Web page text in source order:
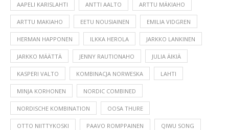
AAPELI KARISLAHTI ANTTI AALTO ARTTU MÄKIAHO
ARTTU MAKIAHO EETU NOUSIAINEN EMILIA VIDGREN
HERMAN HAPPONEN ILKKA HEROLA JARKKO LANKINEN
JARKKO MÄÄTTÄ JENNY RAUTIONAHO JULIA ÄIKIÄ
KASPERI VALTO KOMBINACJA NORWESKA LAHTI
MINJA KORHONEN NORDIC COMBINED
NORDISCHE KOMBINATION OOSA THURE
OTTO NIITTYKOSKI PAAVO ROMPPAINEN QIWU SONG